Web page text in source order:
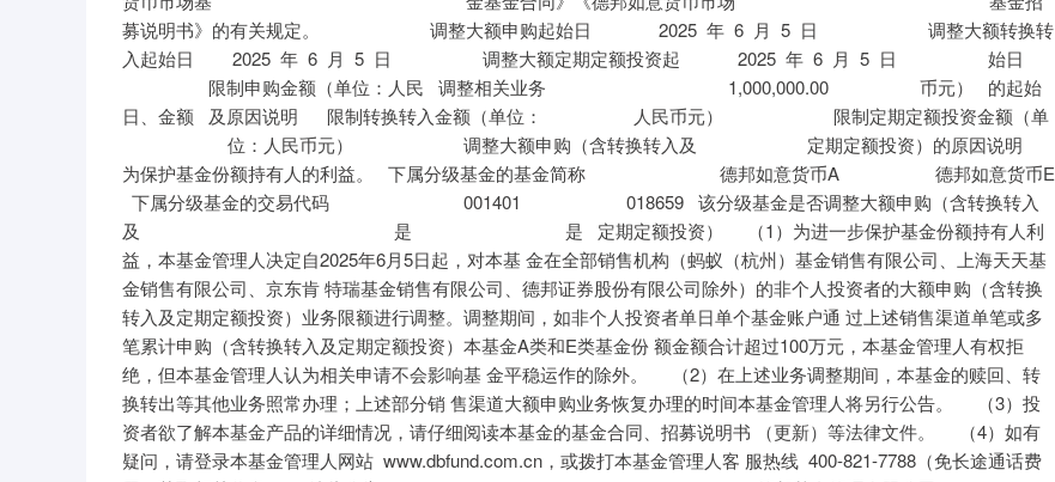
募说明书》的有关规定。 调整大额申购起始日 2025 年 6 月 5 日 调整大额转换转
入起始日 2025 年 6 月 5 日 调整大额定期定额投资起 2025 年 6 月 5 日 始日
限制申购金额（单位：人民 调整相关业务 1,000,000.00 币元） 的起始
日、金额 及原因说明 限制转换转入金额（单位： 人民币元） 限制定期定额投资金额（单
位：人民币元） 调整大额申购（含转换转入及 定期定额投资）的原因说明
为保护基金份额持有人的利益。 下属分级基金的基金简称 德邦如意货币A 德邦如意货币E
下属分级基金的交易代码 001401 018659 该分级基金是否调整大额申购（含转换转入
及 是 是 定期定额投资） （1）为进一步保护基金份额持有人利
益，本基金管理人决定自2025年6月5日起，对本基 金在全部销售机构（蚂蚁（杭州）基金销售有限公司、上海天天基
金销售有限公司、京东肯 特瑞基金销售有限公司、德邦证券股份有限公司除外）的非个人投资者的大额申购（含转换
转入及定期定额投资）业务限额进行调整。调整期间，如非个人投资者单日单个基金账户通 过上述销售渠道单笔或多
笔累计申购（含转换转入及定期定额投资）本基金A类和E类基金份 额金额合计超过100万元，本基金管理人有权拒
绝，但本基金管理人认为相关申请不会影响基 金平稳运作的除外。 （2）在上述业务调整期间，本基金的赎回、转
换转出等其他业务照常办理；上述部分销 售渠道大额申购业务恢复办理的时间本基金管理人将另行公告。 （3）投
资者欲了解本基金产品的详细情况，请仔细阅读本基金的基金合同、招募说明书 （更新）等法律文件。 （4）如有
疑问，请登录本基金管理人网站 www.dbfund.com.cn，或拨打本基金管理人客 服热线 400-821-7788（免长途通话费
1.02% 14311.01 1.42% 沪深300 4694.44 43.13 0.93%